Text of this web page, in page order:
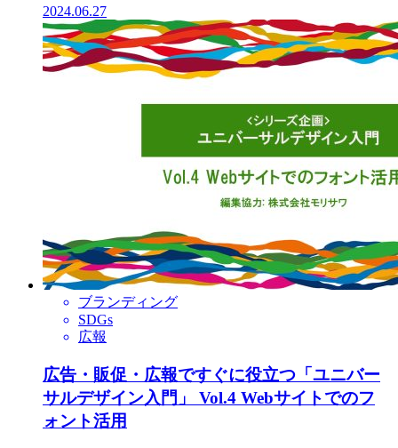
2024.06.27
ブランディング
SDGs
広報
広告・販促・広報ですぐに役立つ「ユニバー
サルデザイン入門」 Vol.4 Webサイトでのフ
ォント活用